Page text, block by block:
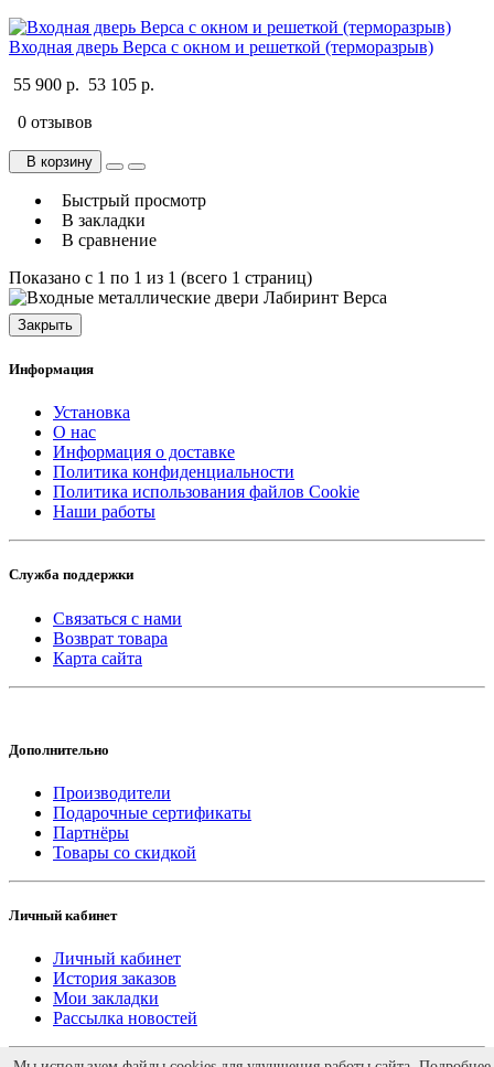
Входная дверь Верса с окном и решеткой (терморазрыв)
55 900 р. 53 105 р.
0 отзывов
В корзину
Быстрый просмотр
В закладки
В сравнение
Показано с 1 по 1 из 1 (всего 1 страниц)
Закрыть
Информация
Установка
О нас
Информация о доставке
Политика конфиденциальности
Политика использования файлов Cookie
Наши работы
Служба поддержки
Связаться с нами
Возврат товара
Карта сайта
Дополнительно
Производители
Подарочные сертификаты
Партнёры
Товары со скидкой
Личный кабинет
Личный кабинет
История заказов
Мои закладки
Рассылка новостей